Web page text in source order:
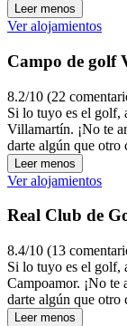
Leer menos
Ver alojamientos
Campo de golf
8.2/10 (22
Si lo tuyo es el golf,
Villamartín. ¡No te
darte algún que otro
Leer menos
Ver alojamientos
Real Club de
8.4/10 (13
Si lo tuyo es el golf,
Campoamor. ¡No te
darte algún que otro
Leer menos